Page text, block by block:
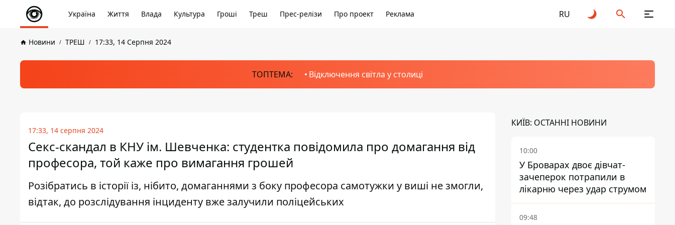
Україна Життя Влада Культура Гроші Треш Прес-релізи Про проект Реклама RU
Новини ТРЕШ 17:33, 14 Серпня 2024
ТОПТЕМА: Відключення світла у столиці
17:33, 14 серпня 2024
Секс-скандал в КНУ ім. Шевченка: студентка повідомила про домагання від
професора, той каже про вимагання грошей
Розібратись в історії із, нібито, домаганнями з боку професора самотужки у виші не змогли,
відтак, до розслідування інциденту вже залучили поліцейських
КИЇВ: ОСТАННІ НОВИНИ
10:00
У Броварах двоє дівчат-
зачеперок потрапили в
лікарню через удар струмом
09:48